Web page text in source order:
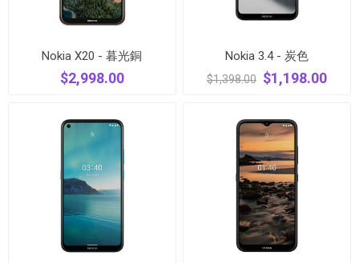
Nokia X20 - 暮光銅
$2,998.00
Nokia 3.4 - 炭色
$1,398.00 $1,198.00